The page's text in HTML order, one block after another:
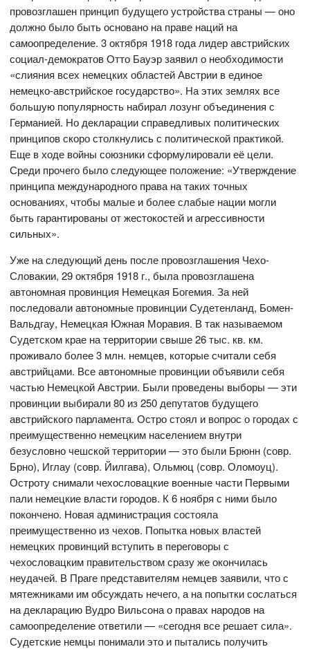
провозглашен принцип будущего устройства страны — оно
должно было быть основано на праве наций на
самоопределение. 3 октября 1918 года лидер австрийских
социал-демократов Отто Бауэр заявил о необходимости
«слияния всех немецких областей Австрии в единое
немецко-австрийское государство». На этих землях все
большую популярность набирал лозунг объединения с
Германией. Но декларации справедливых политических
принципов скоро столкнулись с политической практикой.
Еще в ходе войны союзники сформулировали её цели.
Среди прочего было следующее положение: «Утверждение
принципа международного права на таких точных
основаниях, чтобы малые и более слабые нации могли
быть гарантированы от жестокостей и агрессивности
сильных».
Уже на следующий день после провозглашения Чехо-
Словакии, 29 октября 1918 г., была провозглашена
автономная провинция Немецкая Богемия. За ней
последовали автономные провинции Судетенланд, Бомен-
Вальдгау, Немецкая Южная Моравия. В так называемом
Судетском крае на территории свыше 26 тыс. кв. км.
проживало более 3 млн. немцев, которые считали себя
австрийцами. Все автономные провинции объявили себя
частью Немецкой Австрии. Были проведены выборы — эти
провинции выбирали 80 из 250 депутатов будущего
австрийского парламента. Остро стоял и вопрос о городах с
преимущественно немецким населением внутри
безусловно чешской территории — это были Брюнн (совр.
Брно), Иглау (совр. Йилгава), Ольмюц (совр. Оломоуц).
Остроту снимали чехословацкие военные части Первыми
пали немецкие власти городов. К 6 ноября с ними было
покончено. Новая администрация состояла
преимущественно из чехов. Попытка новых властей
немецких провинций вступить в переговоры с
чехословацким правительством сразу же окончилась
неудачей. В Праге представителям немцев заявили, что с
мятежниками им обсуждать нечего, а на попытки сослаться
на декларацию Вудро Вильсона о правах народов на
самоопределение ответили — «сегодня все решает сила».
Судетские немцы понимали это и пытались получить